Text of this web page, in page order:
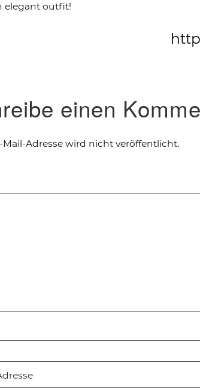
elegant outfit!
einen
Mail-Adresse wird nicht veröffentlicht.